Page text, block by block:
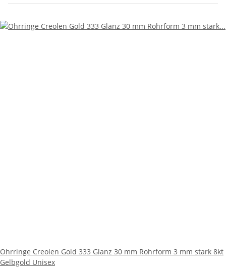
Ohrringe Creolen Gold 333 Glanz 30 mm Rohrform 3 mm stark 8kt
Gelbgold Unisex